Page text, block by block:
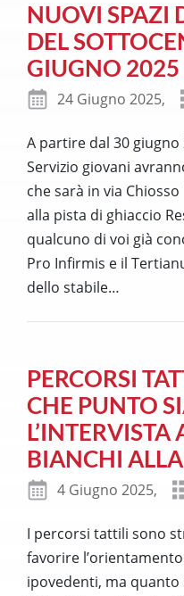
NUOVI SPAZI
DEL
GIUGNO 2025
24 Giugno 2025,
A partire dal 30
Servizio giovani
che sarà in via
alla pista di ghiaccio
qualcuno di voi già
Pro Infirmis e il
dello stabile…
PERCORSI
CHE PUNTO
L’INTERVISTA
BIANCHI ALLA
4 Giugno 2025,
I percorsi tattili sono
favorire
ipovedenti, ma